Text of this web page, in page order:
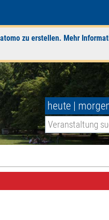
zu erstellen. Mehr
heute |